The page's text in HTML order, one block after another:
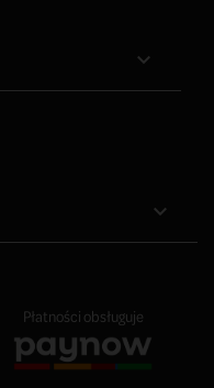


Płatności obsługuje